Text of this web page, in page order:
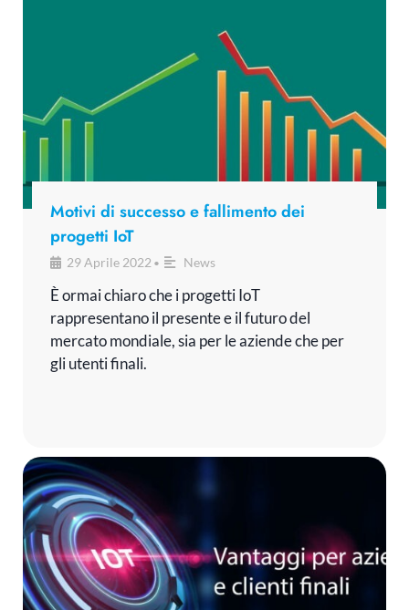
Motivi di successo e fallimento dei
progetti IoT
29 Aprile 2022 • News
È ormai chiaro che i progetti IoT
rappresentano il presente e il futuro del
mercato mondiale, sia per le aziende che per
gli utenti finali.